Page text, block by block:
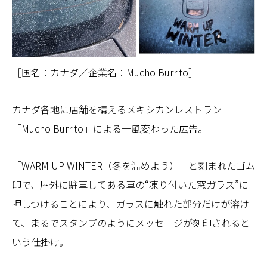
［国名：カナダ／企業名：Mucho Burrito］
カナダ各地に店舗を構えるメキシカンレストラン
「Mucho Burrito」による一風変わった広告。
「WARM UP WINTER（冬を温めよう）」と刻まれたゴム
印で、屋外に駐車してある車の“凍り付いた窓ガラス”に
押しつけることにより、ガラスに触れた部分だけが溶け
て、まるでスタンプのようにメッセージが刻印されると
いう仕掛け。